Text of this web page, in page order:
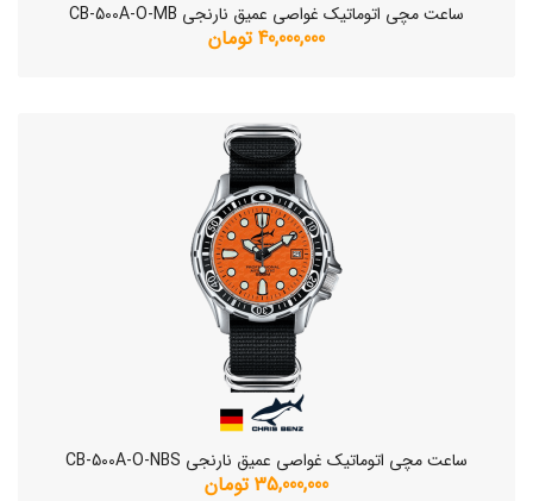
ساعت مچی اتوماتیک غواصی عمیق نارنجی CB-500A-O-MB
40,000,000 تومان
ساعت مچی اتوماتیک غواصی عمیق نارنجی CB-500A-O-NBS
35,000,000 تومان